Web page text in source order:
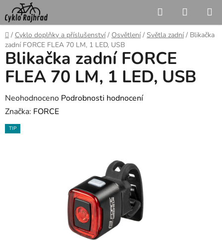
Přejít
na
obsah
Hledat
KOŠÍK
Domů
/ Cyklo doplňky a příslušenství / Osvětlení / Světla zadní / Blikačka
zadní FORCE FLEA 70 LM, 1 LED, USB
Blikačka zadní FORCE
FLEA 70 LM, 1 LED, USB
Průměrné
hodnocení
produktu
Neohodnoceno Podrobnosti hodnocení
Značka: FORCE
TIP